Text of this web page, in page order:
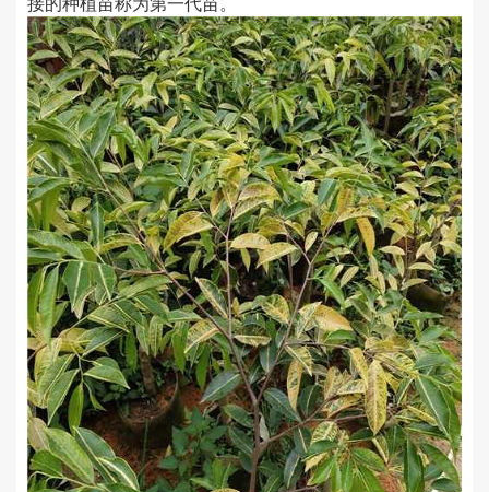
接的种植苗称为第一代苗。